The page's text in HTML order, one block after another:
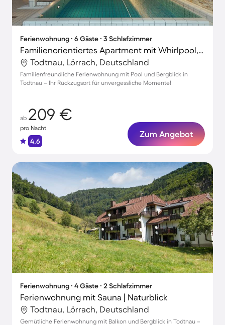
Ferienwohnung ∙ 6 Gäste ∙ 3 Schlafzimmer
Familienorientiertes Apartment mit Whirlpool, Terrasse und Pool | Bergblick | Nah am Skifahren
Todtnau, Lörrach, Deutschland
Familienfreundliche Ferienwohnung mit Pool und Bergblick in
Todtnau – Ihr Rückzugsort für unvergessliche Momente!
ab 209 €
pro Nacht
4.6
Zum Angebot
Ferienwohnung ∙ 4 Gäste ∙ 2 Schlafzimmer
Ferienwohnung mit Sauna | Naturblick
Todtnau, Lörrach, Deutschland
Gemütliche Ferienwohnung mit Balkon und Bergblick in Todtnau –